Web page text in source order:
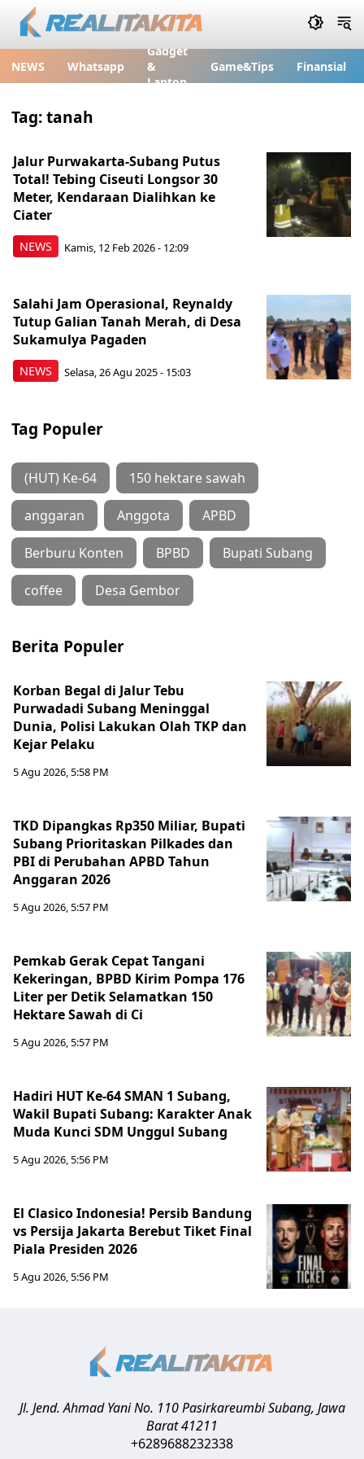
NEWS Whatsapp
Gadget
&
Laptop
Game&Tips Finansial
Tag:tanah
NEWS
Jalur Purwakarta-Subang Putus
Total! Tebing Ciseuti Longsor 30
Meter, Kendaraan Dialihkan ke
Ciater
Kamis, 12 Feb 2026 - 12:09
NEWS
Salahi Jam Operasional, Reynaldy
Tutup Galian Tanah Merah, di Desa
Sukamulya Pagaden
Selasa, 26 Agu 2025 - 15:03
Tag Populer
(HUT) Ke-64 150 hektare sawah
anggaran Anggota APBD
Berburu Konten BPBD Bupati Subang
coffee Desa Gembor
Berita Populer
Korban Begal di Jalur Tebu
Purwadadi Subang Meninggal
Dunia, Polisi Lakukan Olah TKP dan
Kejar Pelaku
5 Agu 2026, 5:58 PM
TKD Dipangkas Rp350 Miliar, Bupati
Subang Prioritaskan Pilkades dan
PBI di Perubahan APBD Tahun
Anggaran 2026
5 Agu 2026, 5:57 PM
Pemkab Gerak Cepat Tangani
Kekeringan, BPBD Kirim Pompa 176
Liter per Detik Selamatkan 150
Hektare Sawah di Ci
5 Agu 2026, 5:57 PM
Hadiri HUT Ke-64 SMAN 1 Subang,
Wakil Bupati Subang: Karakter Anak
Muda Kunci SDM Unggul Subang
5 Agu 2026, 5:56 PM
El Clasico Indonesia! Persib Bandung
vs Persija Jakarta Berebut Tiket Final
Piala Presiden 2026
5 Agu 2026, 5:56 PM
Jl. Jend. Ahmad Yani No. 110 Pasirkareumbi Subang, Jawa
Barat41211
+6289688232338